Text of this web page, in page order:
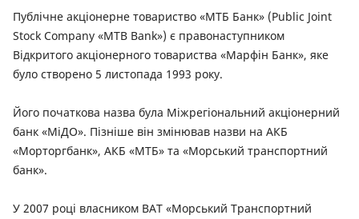
Публічне акціонерне товариство «МТБ Банк» (Public Joint
Stock Company «MTB Bank») є правонаступником
Відкритого акціонерного товариства «Марфін Банк», яке
було створено 5 листопада 1993 року.
Його початкова назва була Міжрегіональний акціонерний
банк «МіДО». Пізніше він змінював назви на АКБ
«Морторгбанк», АКБ «МТБ» та «Морський транспортний
банк».
У 2007 році власником ВАТ «Морський Транспортний